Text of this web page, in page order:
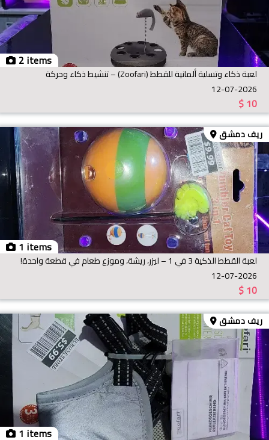
2 items
لعبة ذكاء وتسلية ألمانية للقطط (Zoofari) – تنشيط ذكاء وحركة
12-07-2026
$10
1 items
ريف دمشق
لعبة القطط الذكية 3 في 1 – ليزر، ريشة، وموزع طعام في قطعة واحدة!
12-07-2026
$10
1 items
ريف دمشق